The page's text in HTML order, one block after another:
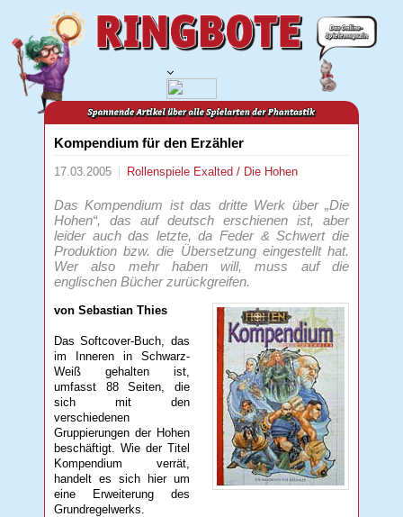
Kompendium für den Erzähler
17.03.2005 Rollenspiele Exalted / Die Hohen
Das Kompendium ist das dritte Werk über „Die
Hohen“, das auf deutsch erschienen ist, aber
leider auch das letzte, da Feder & Schwert die
Produktion bzw. die Übersetzung eingestellt hat.
Wer also mehr haben will, muss auf die
englischen Bücher zurückgreifen.
von Sebastian Thies
Das Softcover-Buch, das
im Inneren in Schwarz-
Weiß gehalten ist,
umfasst 88 Seiten, die
sich mit den
verschiedenen
Gruppierungen der Hohen
beschäftigt. Wie der Titel
Kompendium verrät,
handelt es sich hier um
eine Erweiterung des
Grundregelwerks.